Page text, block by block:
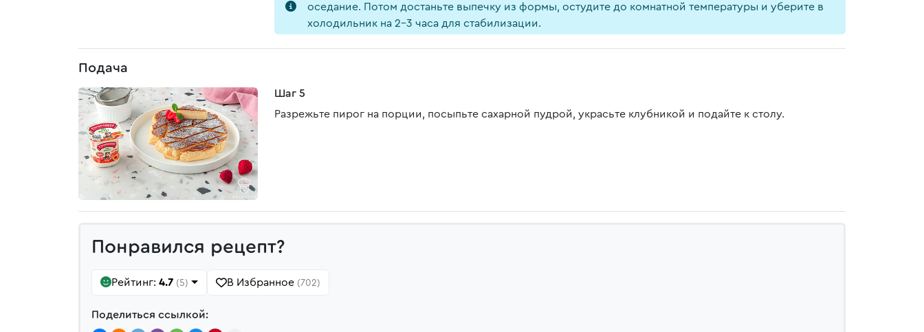
оседание. Потом достаньте выпечку из формы, остудите до комнатной температуры и уберите в
холодильник на 2-3 часа для стабилизации.
Подача
Шаг 5
Разрежьте пирог на порции, посыпьте сахарной пудрой, украсьте клубникой и подайте к столу.
Понравился рецепт?
Рейтинг: 4.7 (5) В Избранное (702)
Поделиться ссылкой: